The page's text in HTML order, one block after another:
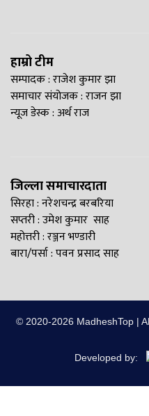
हाम्रो टीम
सम्पादक : राजेश कुमार झा
समाचार संयोजक : राजन झा
न्यूज डेस्क : अर्थ राज
जिल्ला समाचारदाता
सिरहा : नरेशचन्द्र बरबरिया
सप्तरी : उमेश कुमार साह
महोत्तरी : रञ्जन भण्डारी
बारा/पर्सा : पवन प्रसाद साह
© 2020-2026 MadheshTop |
Developed by: